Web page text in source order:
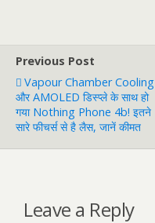
Previous Post
Vapour Chamber Cooling
और AMOLED डिस्प्ले के साथ हो
गया Nothing Phone 4b! इतने
सारे फीचर्स से है लैस, जानें कीमत
Leave a Reply